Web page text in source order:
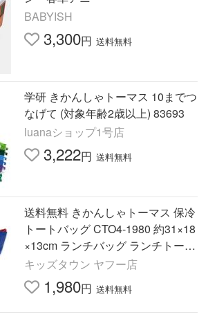
BABYISH
3,300円 送料無料
学研 きかんしゃトーマス 10までつ
なげて (対象年齢2歳以上) 83693
luanaショップ1号店
3,222円 送料無料
送料無料 きかんしゃトーマス 保冷
トートバッグ CTO4-1980 約31×18
×13cm ランチバッグ ランチトート
THOMAS 2026年
キッズタウン ヤフー店
1,980円 送料無料